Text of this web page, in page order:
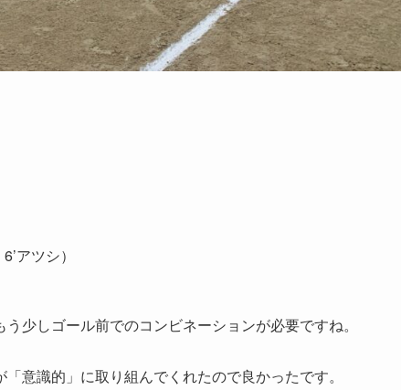
アツシ）
少しゴール前でのコンビネーションが必要ですね。
意識的」に取り組んでくれたので良かったです。